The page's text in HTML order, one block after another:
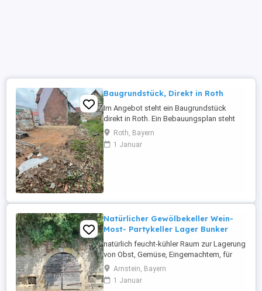
Baugrundstück, Direkt in Roth
Im Angebot steht ein Baugrundstück
direkt in Roth. Ein Bebauungsplan steht
bereits, kann aber noch geändert werden.
Wohnhaus mit 3 Ebenen und einer Garage.
Näheres unter mail(a)erdemir.cc
Roth, Bayern
1 Januar
Natürlicher Gewölbekeller Wein-
Most- Partykeller Lager Bunker
natürlich feucht-kühler Raum zur Lagerung
von Obst, Gemüse, Eingemachtem, für
eine natürliche Käsereifung (Käserei)
Gewölbe, Naturklima für die fachgerechte
Weinlagerung Auch als Partykeller,
Arnstein, Bayern
1 Januar